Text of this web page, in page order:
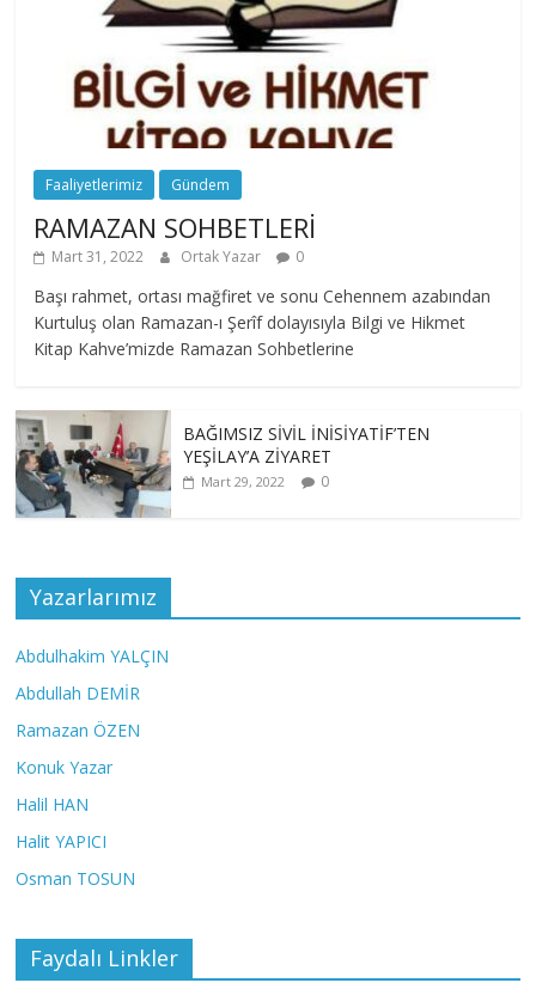
Faaliyetlerimiz Gündem
RAMAZAN SOHBETLERİ
Mart 31, 2022 Ortak Yazar 0
Başı rahmet, ortası mağfiret ve sonu Cehennem azabından
Kurtuluş olan Ramazan-ı Şerîf dolayısıyla Bilgi ve Hikmet
Kitap Kahve’mizde Ramazan Sohbetlerine
BAĞIMSIZ SİVİL İNİSİYATİF’TEN
YEŞİLAY’A ZİYARET
Mart 29, 2022 0
Yazarlarımız
Abdulhakim YALÇIN
Abdullah DEMİR
Ramazan ÖZEN
Konuk Yazar
Halil HAN
Halit YAPICI
Osman TOSUN
Faydalı Linkler